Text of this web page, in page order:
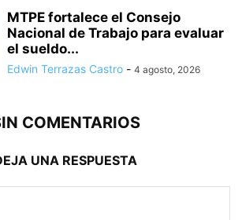
MTPE fortalece el Consejo
Nacional de Trabajo para evaluar
el sueldo...
Edwin Terrazas Castro - 4 agosto, 2026
COMENTARIOS
UNA RESPUESTA